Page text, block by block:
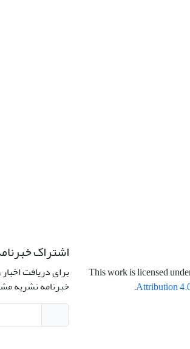
This work is licensed
Attribution
.
اشتراک
برای دریافت
خبرنامه نشریه